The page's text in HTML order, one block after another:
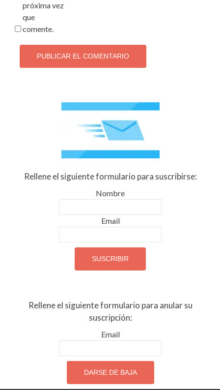
próxima vez
que
comente.
Rellene el siguiente formulario para suscribirse:
Nombre
Email
Rellene el siguiente formulario para anular su
suscripción:
Email